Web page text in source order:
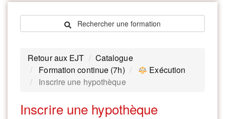
Rechercher une formation
Retour aux EJT
Catalogue
Formation continue (7h)
Exécution
Inscrire une hypothèque
Inscrire une hypothèque